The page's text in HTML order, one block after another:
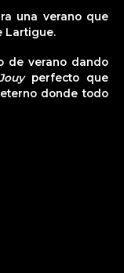
una verano que
Lartigue.
de verano dando
perfecto que
donde todo